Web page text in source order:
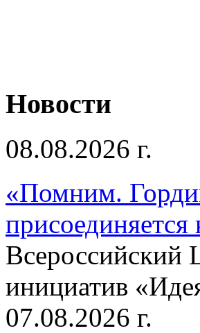
Новости
08.08.2026 г.
«Помним.
Всероссийский
инициатив
07.08.2026 г.